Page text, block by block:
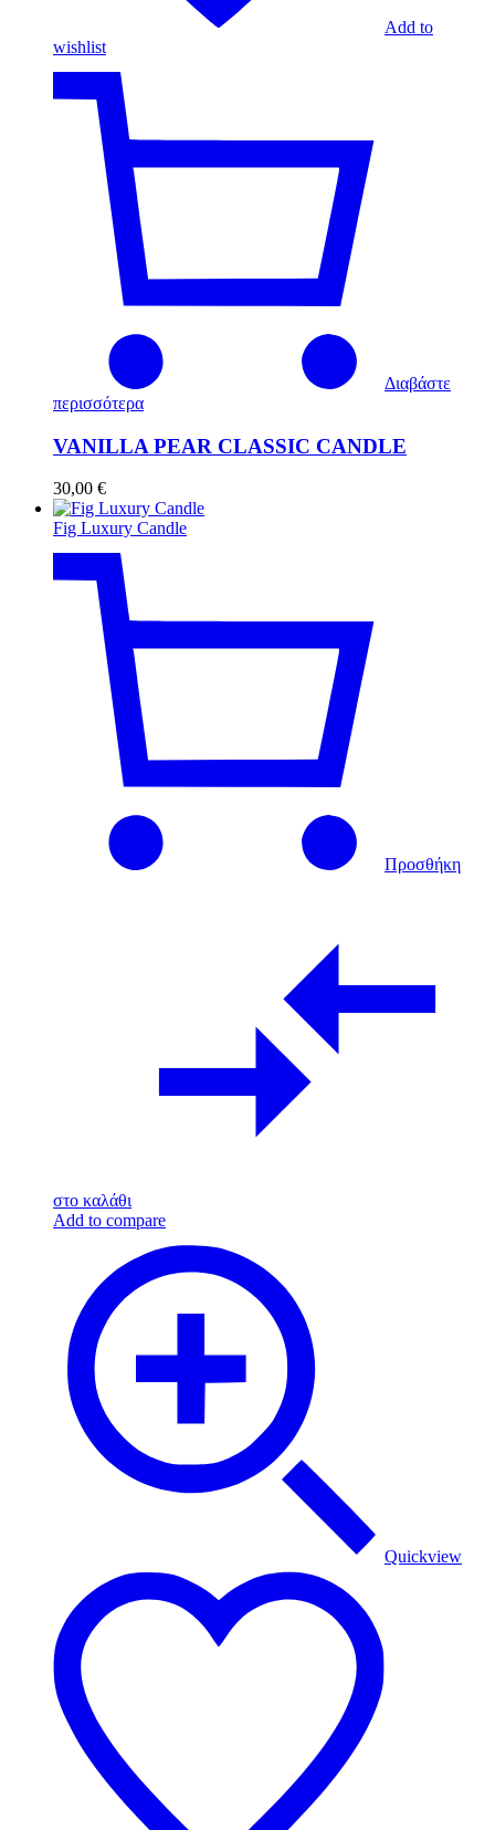
Add to
wishlist
Διαβάστε
περισσότερα
VANILLA PEAR CLASSIC CANDLE
30,00 €
Fig Luxury Candle
Προσθήκη
στο καλάθι
Add to compare
Quickview